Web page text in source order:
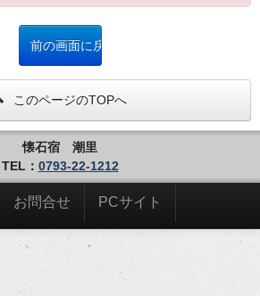
このページのTOPへ
懐石宿 潮里
TEL： 0793-22-1212
お問合せ PCサイト